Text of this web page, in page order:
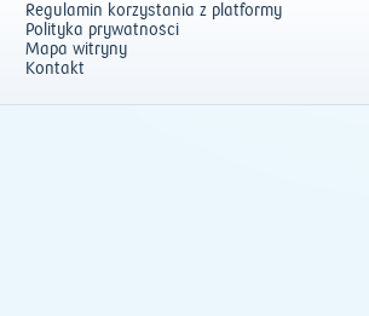
Regulamin korzystania z platformy
Polityka prywatności
Mapa witryny
Kontakt